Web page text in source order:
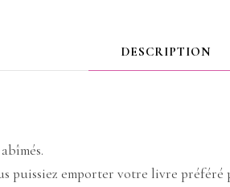
DESCRIPTION
puissiez emporter votre livre préféré